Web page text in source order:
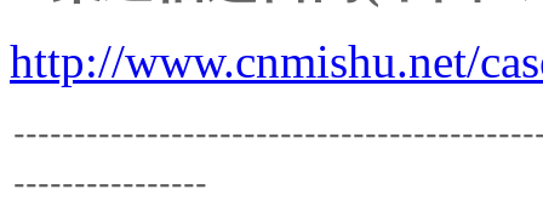
http://www.cnmishu.net/
----------------